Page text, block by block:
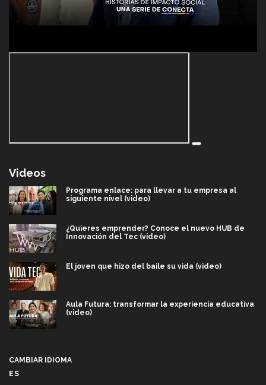
Videos
Programa enlace: para llevar a tu empresa al
siguiente nivel (video)
¿Quieres emprender? Conoce el nuevo HUB de
Innovación del Tec (video)
El joven que hizo del baile su vida (video)
Aula Futura: transformar la experiencia educativa
(video)
CAMBIAR IDIOMA
ES